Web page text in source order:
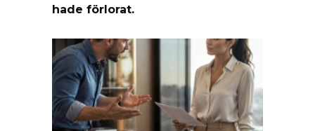
hade förlorat.